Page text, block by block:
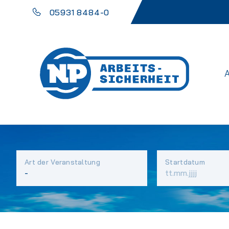
05931 8484-0
Vorhandene
Felder
Art der Veranstaltung Startdatum